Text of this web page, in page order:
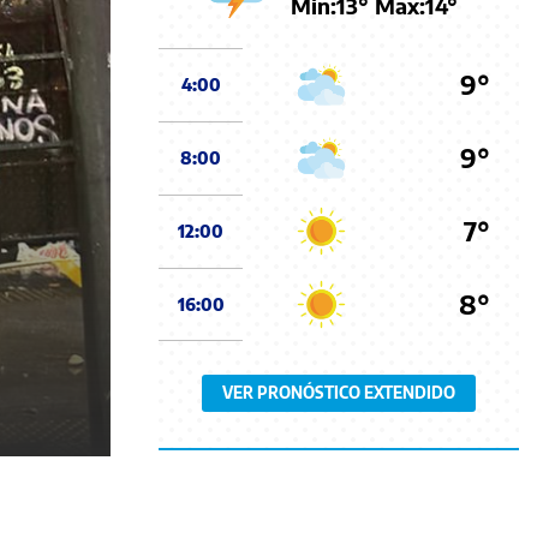
4:00 9°
8:00 9°
12:00 7°
16:00 8°
VER PRONÓSTICO EXTENDIDO